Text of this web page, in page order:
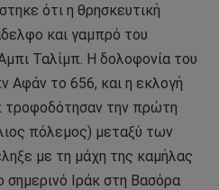
ότι η θρησκευτική
και γαμπρό του
Ταλίμπ. Η δολοφονία του
Αφάν το 656, και η εκλογή
τροφοδότησαν την πρώτη
πόλεμος) μεταξύ των
με τη μάχη της καμήλας
Ιράκ στη Βασόρα